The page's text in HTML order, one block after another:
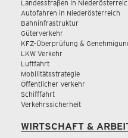
Landesstraßen in
Autofahren in Niederösterreich
Bahninfrastruktur
Güterverkehr
KFZ-Überprüfung &
LKW Verkehr
Luftfahrt
Mobilitätsstrategie
Öffentlicher Verkehr
Schifffahrt
Verkehrssicherheit
WIRTSCHAFT &